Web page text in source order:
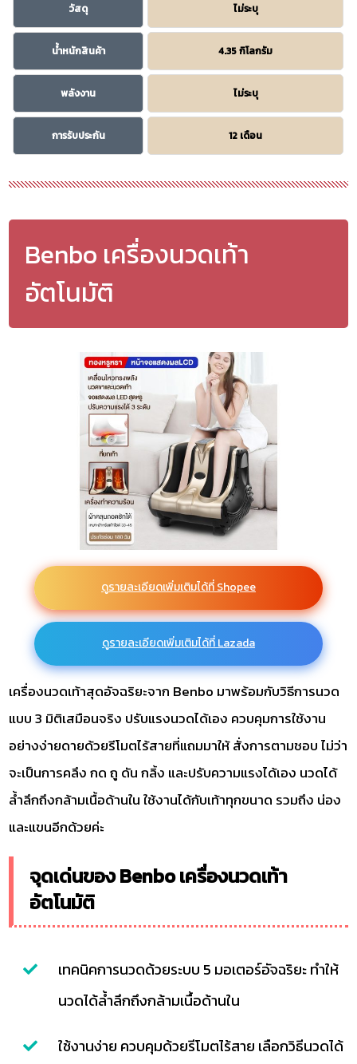
วัสดุ ไม่ระบุ
น้ำหนักสินค้า 4.35 กิโลกรัม
พลังงาน ไม่ระบุ
การรับประกัน 12 เดือน
Benbo เครื่องนวดเท้า
อัตโนมัติ
ดูรายละเอียดเพิ่มเติมได้ที่ Shopee
ดูรายละเอียดเพิ่มเติมได้ที่ Lazada
เครื่องนวดเท้าสุดอัจฉริยะจาก Benbo มาพร้อมกับวิธีการนวด
แบบ 3 มิติเสมือนจริง ปรับแรงนวดได้เอง ควบคุมการใช้งาน
อย่างง่ายดายด้วยรีโมตไร้สายที่แถมมาให้ สั่งการตามชอบ ไม่ว่า
จะเป็นการคลึง กด ถู ดัน กลิ้ง และปรับความแรงได้เอง นวดได้
ล้ำลึกถึงกล้ามเนื้อด้านใน ใช้งานได้กับเท้าทุกขนาด รวมถึง น่อง
และแขนอีกด้วยค่ะ
จุดเด่นของ Benbo เครื่องนวดเท้า
อัตโนมัติ
เทคนิคการนวดด้วยระบบ 5 มอเตอร์อัจฉริยะ ทำให้
นวดได้ล้ำลึกถึงกล้ามเนื้อด้านใน
ใช้งานง่าย ควบคุมด้วยรีโมตไร้สาย เลือกวิธีนวดได้